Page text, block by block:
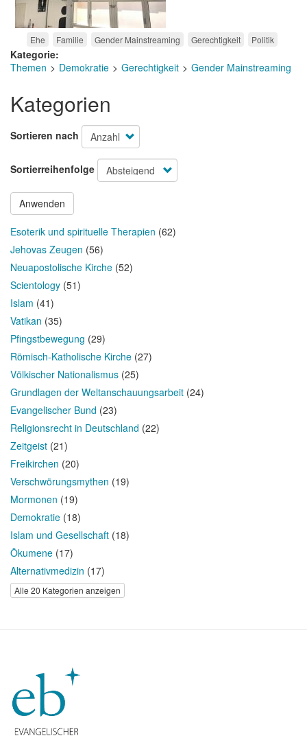
Ehe Familie Gender Mainstreaming Gerechtigkeit Politik
Kategorie
Themen
Demokratie Gerechtigkeit Gender Mainstreaming
Kategorien
Sortieren nach
Sortierreihenfolge
Anwenden
Esoterik und spirituelle Therapien (62)
Jehovas Zeugen (56)
Neuapostolische Kirche (52)
Scientology (51)
Islam (41)
Vatikan (35)
Pfingstbewegung (29)
Römisch-Katholische Kirche (27)
Völkischer Nationalismus (25)
Grundlagen der Weltanschauungsarbeit (24)
Evangelischer Bund (23)
Religionsrecht in Deutschland (22)
Zeitgeist (21)
Freikirchen (20)
Verschwörungsmythen (19)
Mormonen (19)
Demokratie (18)
Islam und Gesellschaft (18)
Ökumene (17)
Alternativmedizin (17)
Alle 20 Kategorien anzeigen